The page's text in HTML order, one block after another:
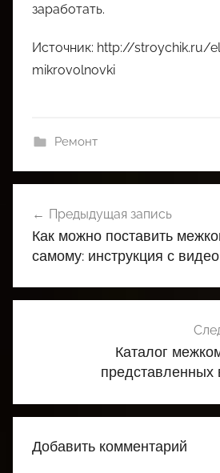
заработать.
Источник: http://stroychik.ru/
mikrovolnovki
Ремонт
по
записям
Предыдущая запись
Как можно поставить
самому: инструкция с видео
Каталог
Добавить комментарий